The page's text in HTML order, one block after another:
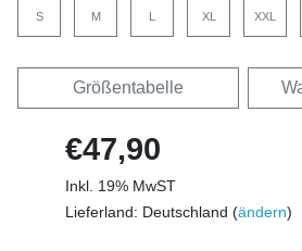
S M L XL XXL
Größentabelle
€47,90
Inkl. 19% MwST
Lieferland: Deutschland (ändern)